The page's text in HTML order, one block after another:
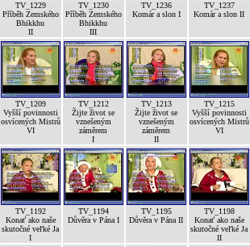
TV_1229
Příběh Zemského
Bhikkhu
II
TV_1230
Příběh Zemského
Bhikkhu
III
TV_1236
Komár a slon I
TV_1237
Komár a slon II
TV_1209
Vyšší povinnosti
osvícených Mistrů
VI
TV_1212
Žijte život se
vznešeným
záměrem
I
TV_1213
Žijte život se
vznešeným
záměrem
II
TV_1215
Vyšší povinnosti
osvícených Mistrů
VI
TV_1192
Konať ako naše
skutočné veľké Ja
I
TV_1194
Důvěra v Pána I
TV_1195
Důvěra v Pána II
TV_1198
Konať ako naše
skutočné veľké Ja
II